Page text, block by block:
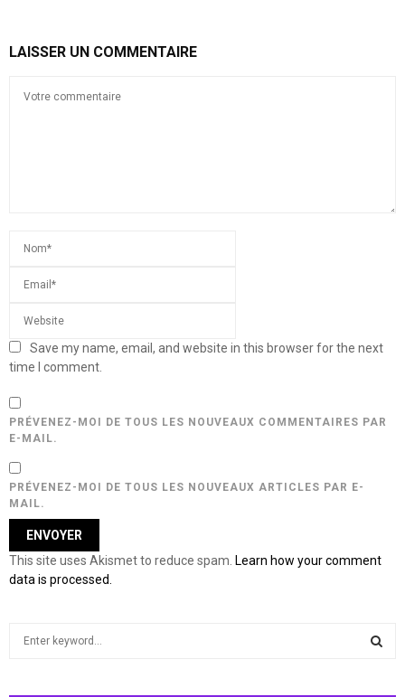
LAISSER UN COMMENTAIRE
Save my name, email, and website in this browser for the next
time I comment.
PRÉVENEZ-MOI DE TOUS LES NOUVEAUX COMMENTAIRES PAR
E-MAIL.
PRÉVENEZ-MOI DE TOUS LES NOUVEAUX ARTICLES PAR E-
MAIL.
This site uses Akismet to reduce spam. Learn how your comment
data is processed.